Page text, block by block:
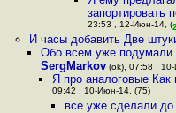
запортировать
23:53 , 12-Июн-14, (
И часы добавить Две
Обо всем уже подумали
SergMarkov(ok), 07:58 ,
Я про аналоговые
09:42 , 10-Июн-14, (75)
все уже сделали